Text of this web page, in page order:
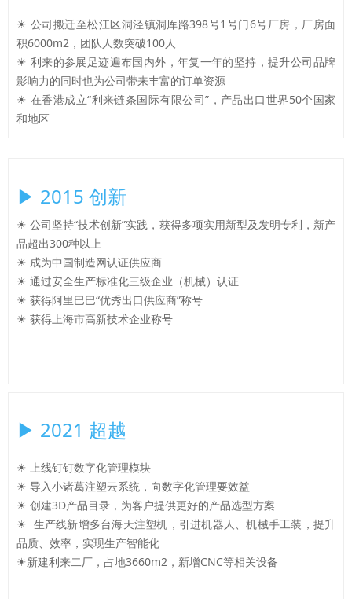
☀ 公司搬迁至松江区洞泾镇洞厍路398号1号门6号厂房，厂房面
积6000m2，团队人数突破100人
☀ 利来的参展足迹遍布国内外，年复一年的坚持，提升公司品牌
影响力的同时也为公司带来丰富的订单资源
☀ 在香港成立“利来链条国际有限公司”，产品出口世界50个国家
和地区
▶ 2015 创新
☀ 公司坚持“技术创新”实践，获得多项实用新型及发明专利，新产
品超出300种以上
☀ 成为中国制造网认证供应商
☀ 通过安全生产标准化三级企业（机械）认证
☀ 获得阿里巴巴“优秀出口供应商”称号
☀ 获得上海市高新技术企业称号
▶ 2021 超越
☀ 上线钉钉数字化管理模块
☀ 导入小诸葛注塑云系统，向数字化管理要效益
☀ 创建3D产品目录，为客户提供更好的产品选型方案
☀ 生产线新增多台海天注塑机，引进机器人、机械手工装，提升
品质、效率，实现生产智能化
☀新建利来二厂，占地3660m2，新增CNC等相关设备